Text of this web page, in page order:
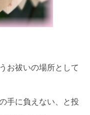
お祓いの場所として
手に負えない、と投